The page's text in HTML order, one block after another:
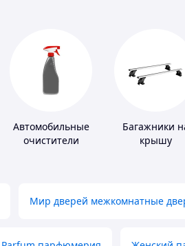
Автомобильные
очистители
Багажники
крышу
Мир дверей межкомнатные